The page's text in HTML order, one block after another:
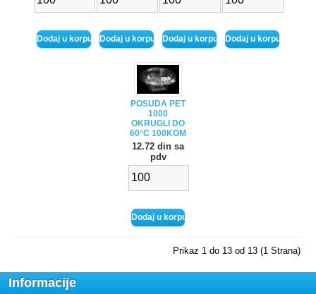
POSUDA PET
1000
OKRUGLI DO
60°C 100KOM
12.72 din sa
pdv
Prikaz 1 do 13 od 13 (1 Strana)
Informacije